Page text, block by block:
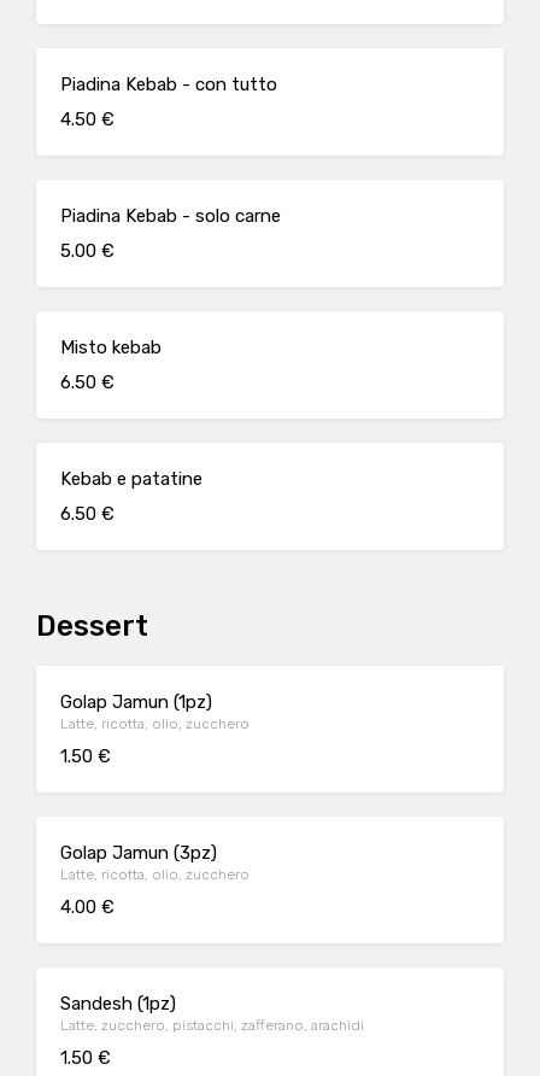
Piadina Kebab - con tutto
4.50 €
Piadina Kebab - solo carne
5.00 €
Misto kebab
6.50 €
Kebab e patatine
6.50 €
Dessert
Golap Jamun (1pz)
Latte, ricotta, olio, zucchero
1.50 €
Golap Jamun (3pz)
Latte, ricotta, olio, zucchero
4.00 €
Sandesh (1pz)
Latte, zucchero, pistacchi, zafferano, arachidi
1.50 €